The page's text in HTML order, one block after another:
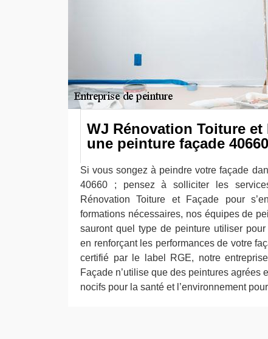
WJ Rénovation Toiture et
une peinture façade 40660
Si vous songez à peindre votre façade
40660 ; pensez à solliciter les
Rénovation Toiture et Façade pour
formations nécessaires, nos équipes de
sauront quel type de peinture utiliser
en renforçant les performances de votre
certifié par le label RGE, notre
Façade n’utilise que des peintures agrées
nocifs pour la santé et l’environnement